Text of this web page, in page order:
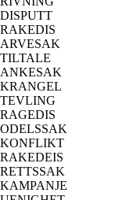
DISPUTT
RAKEDIS
ARVESAK
TILTALE
ANKESAK
KRANGEL
TEVLING
RAGEDIS
ODELSSAK
KONFLIKT
RAKEDEIS
RETTSSAK
KAMPANJE